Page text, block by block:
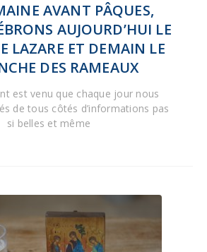
AVANT PÂQUES,
AUJOURD’HUI LE
LAZARE ET DEMAIN LE
DES RAMEAUX
est venu que chaque jour nous
de tous côtés d’informations pas
si belles et même